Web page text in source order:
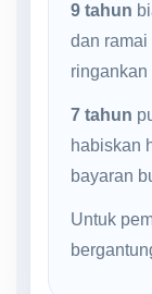
9 tahun
dan
ringankan
7 tahun
habiskan
bayaran
Untuk